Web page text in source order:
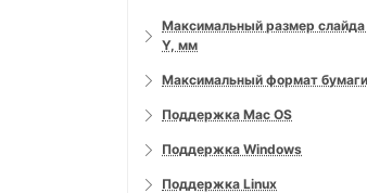
Максимальный размер слайда
Y, мм
Максимальный формат бумаги
Поддержка Mac OS
Поддержка Windows
Поддержка Linux